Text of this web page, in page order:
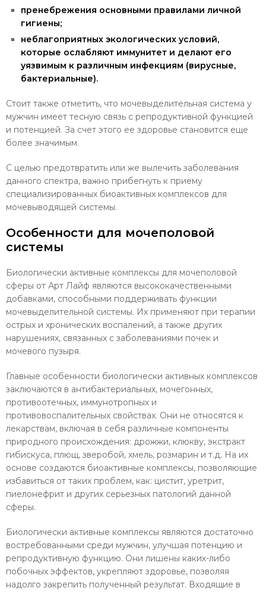
пренебрежения основными правилами личной
гигиены;
неблагоприятных экологических условий,
которые ослабляют иммунитет и делают его
уязвимым к различным инфекциям (вирусные,
бактериальные).
Стоит также отметить, что мочевыделительная система у
мужчин имеет тесную связь с репродуктивной функцией
и потенцией. За счет этого ее здоровье становится еще
более значимым.
С целью предотвратить или же вылечить заболевания
данного спектра, важно прибегнуть к приему
специализированных биоактивных комплексов для
мочевыводящей системы.
Особенности для мочеполовой
системы
Биологически активные комплексы для мочеполовой
сферы от Арт Лайф являются высококачественными
добавками, способными поддерживать функции
мочевыделительной системы. Их применяют при терапии
острых и хронических воспалений, а также других
нарушениях, связанных с заболеваниями почек и
мочевого пузыря.
Главные особенности биологически активных комплексов
заключаются в антибактериальных, мочегонных,
противоотечных, иммунотропных и
противовоспалительных свойствах. Они не относятся к
лекарствам, включая в себя различные компоненты
природного происхождения: дрожжи, клюкву, экстракт
гибискуса, плющ, зверобой, хмель, розмарин и т.д. На их
основе создаются биоактивные комплексы, позволяющие
избавиться от таких проблем, как: цистит, уретрит,
пиелонефрит и других серьезных патологий данной
сферы.
Биологически активные комплексы являются достаточно
востребованными среди мужчин, улучшая потенцию и
репродуктивную функцию. Они лишены каких-либо
побочных эффектов, укрепляют здоровье, позволяя
надолго закрепить полученный результат. Входящие в